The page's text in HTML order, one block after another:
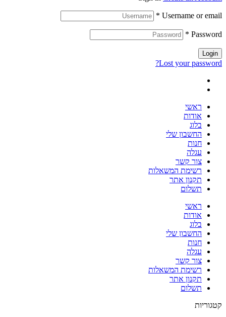
Username or email
*
Password
*
Login
Lost your password?
ראשי
אודות
בלוג
החשבון שלי
חנות
עגלה
צור קשר
רשימת המשאלות
תקנון אתר
תשלום
ראשי
אודות
בלוג
החשבון שלי
חנות
עגלה
צור קשר
רשימת המשאלות
תקנון אתר
תשלום
קטגוריות